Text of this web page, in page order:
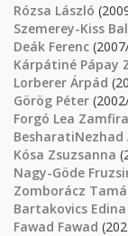
Rózsa László
Szemerey-Kiss
Deák Ferenc
Kárpátiné Pápay
Lorberer Árpád
Görög Péter
Forgó Lea Zamfira
BesharatiNezhad
Kósa Zsuzsanna
Nagy-Göde
Zomborácz
Bartakovics Edina
Fawad Fawad